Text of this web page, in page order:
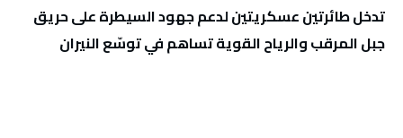
تدخل طائرتين عسكريتين لدعم جهود السيطرة على حريق
جبل المرقب والرياح القوية تساهم في توسّع النيران